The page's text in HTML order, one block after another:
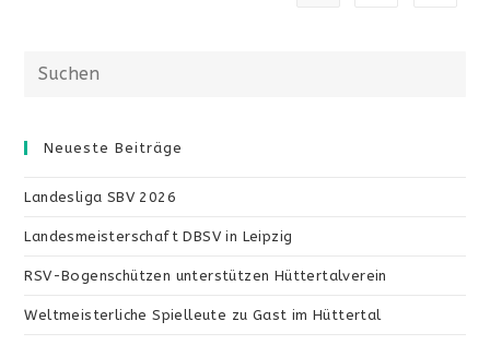
Diese
Neueste Beiträge
Landesliga SBV 2026
Landesmeisterschaft DBSV in Leipzig
RSV-Bogenschützen unterstützen Hüttertalverein
Weltmeisterliche Spielleute zu Gast im Hüttertal